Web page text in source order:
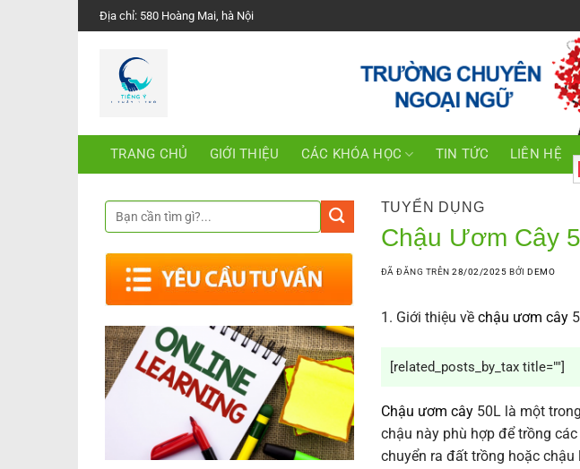
Chuyển
đến
Địa chỉ: 580 Hoàng Mai, hà Nội
TRANG CHỦ GIỚI THIỆU CÁC KHÓA HỌC TIN TỨC LIÊN HỆ
TUYỂN DỤNG
Chậu Ươm Cây
ĐÃ ĐĂNG TRÊN28/02/2025 BỞIDEMO
1. Giới thiệu về chậu ươm cây
[related_posts_by_tax title=""]
Chậu ươm cây50L là một
chậu này phù hợp để trồng
chuyển ra đất trồng hoặc